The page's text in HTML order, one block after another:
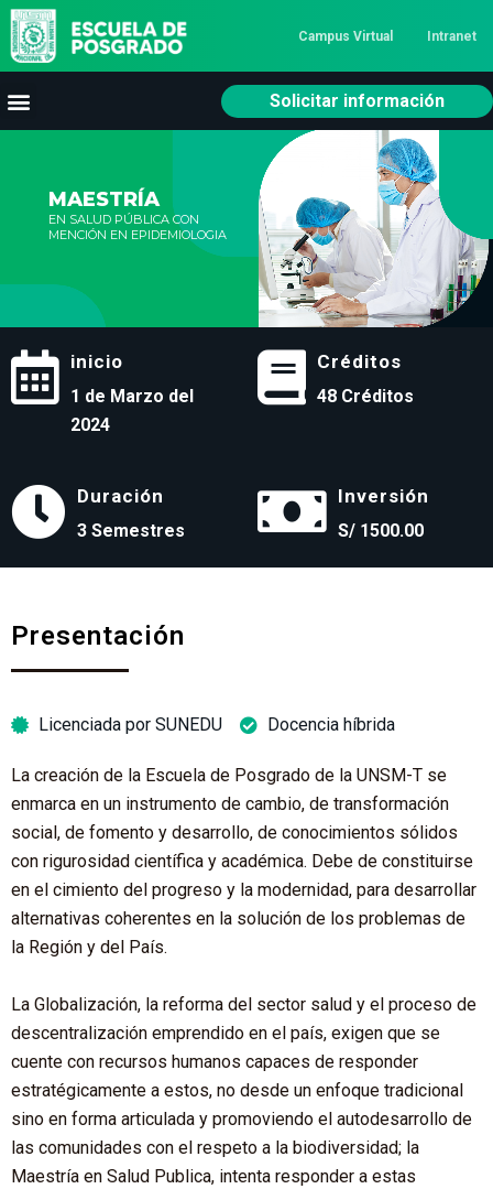
Campus Virtual Intranet
Solicitar información
MAESTRÍA
EN SALUD PÚBLICA CON
MENCIÓN EN EPIDEMIOLOGIA
inicio
1 de Marzo del
2024
Créditos
48 Créditos
Duración
3 Semestres
Inversión
S/ 1500.00
Presentación
Licenciada por SUNEDU Docencia híbrida
La creación de la Escuela de Posgrado de la UNSM-T se
enmarca en un instrumento de cambio, de transformación
social, de fomento y desarrollo, de conocimientos sólidos
con rigurosidad científica y académica. Debe de constituirse
en el cimiento del progreso y la modernidad, para desarrollar
alternativas coherentes en la solución de los problemas de
la Región y del País.
La Globalización, la reforma del sector salud y el proceso de
descentralización emprendido en el país, exigen que se
cuente con recursos humanos capaces de responder
estratégicamente a estos, no desde un enfoque tradicional
sino en forma articulada y promoviendo el autodesarrollo de
las comunidades con el respeto a la biodiversidad; la
Maestría en Salud Publica, intenta responder a estas